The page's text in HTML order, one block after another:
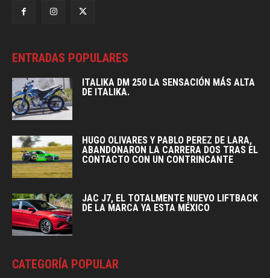
ENTRADAS POPULARES
ITALIKA DM 250 LA SENSACIÓN MÁS ALTA
DE ITALIKA.
HUGO OLIVARES Y PABLO PEREZ DE LARA,
ABANDONARON LA CARRERA DOS TRAS EL
CONTACTO CON UN CONTRINCANTE
JAC J7, EL TOTALMENTE NUEVO LIFTBACK
DE LA MARCA YA ESTA MÉXICO
CATEGORÍA POPULAR